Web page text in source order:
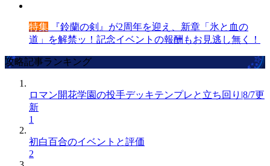
特集 『鈴蘭の剣』が2周年を迎え、新章「氷と血の
道」を解禁ッ！記念イベントの報酬もお見逃し無く！
攻略記事ランキング
ロマン開花学園の投手デッキテンプレと立ち回り|8/7更
新
1
初白百合のイベントと評価
2